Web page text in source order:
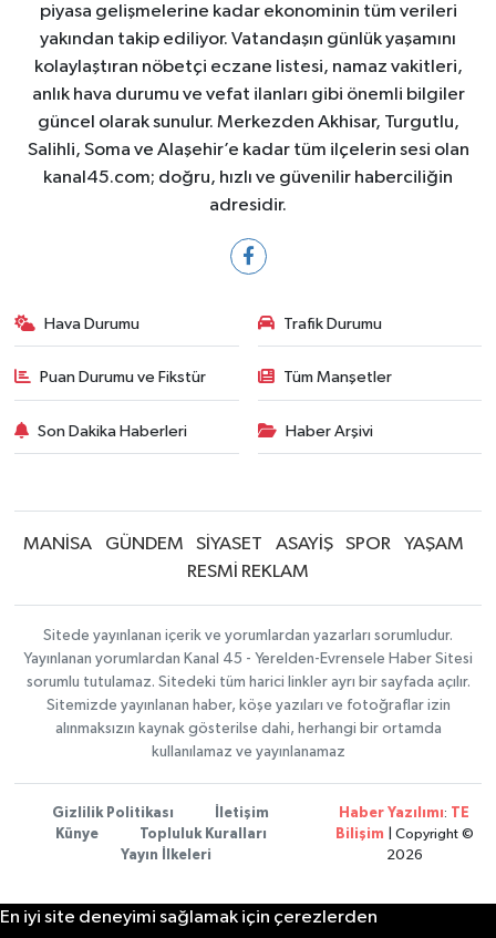
piyasa gelişmelerine kadar ekonominin tüm verileri
yakından takip ediliyor. Vatandaşın günlük yaşamını
kolaylaştıran nöbetçi eczane listesi, namaz vakitleri,
anlık hava durumu ve vefat ilanları gibi önemli bilgiler
güncel olarak sunulur. Merkezden Akhisar, Turgutlu,
Salihli, Soma ve Alaşehir’e kadar tüm ilçelerin sesi olan
kanal45.com; doğru, hızlı ve güvenilir haberciliğin
adresidir.
Hava Durumu Trafik Durumu
Puan Durumu ve Fikstür Tüm Manşetler
Son Dakika Haberleri Haber Arşivi
MANİSA GÜNDEM SİYASET ASAYİŞ SPOR
YAŞAM
RESMİ REKLAM
Sitede yayınlanan içerik ve yorumlardan yazarları sorumludur.
Yayınlanan yorumlardan Kanal 45 - Yerelden-Evrensele Haber Sitesi
sorumlu tutulamaz. Sitedeki tüm harici linkler ayrı bir sayfada açılır.
Sitemizde yayınlanan haber, köşe yazıları ve fotoğraflar izin
alınmaksızın kaynak gösterilse dahi, herhangi bir ortamda
kullanılamaz ve yayınlanamaz
Gizlilik Politikası
İletişim
Künye
Topluluk Kuralları
Yayın İlkeleri
Haber Yazılımı:
TE
Bilişim | Copyright ©
2026
En iyi site deneyimi sağlamak için çerezlerden